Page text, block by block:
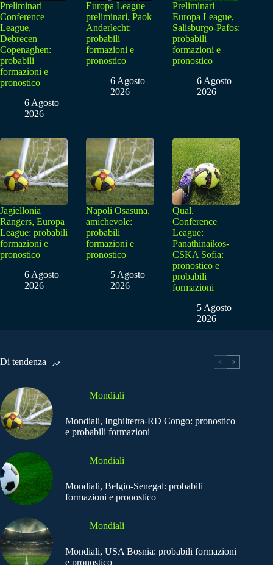
Preliminari
Conference
League,
Debrecen
Copenaghen:
probabili
formazioni e
pronostico
6 Agosto
2026
Europa League
preliminari, Paok
Anderlecht:
probabili
formazioni e
pronostico
6 Agosto
2026
Preliminari
Europa League,
Salisburgo-Pafos:
probabili
formazioni e
pronostico
6 Agosto
2026
Jagiellonia
Rangers, Europa
League: probabili
formazioni e
pronostico
6 Agosto
2026
Napoli Osasuna,
amichevole:
probabili
formazioni e
pronostico
5 Agosto
2026
Qual.
Conference
League:
Panathinaikos-
CSKA Sofia:
pronostico e
probabili
formazioni
5 Agosto
2026
Di tendenza
Mondiali
Mondiali, Inghilterra-RD Congo: pronostico
e probabili formazioni
Mondiali
Mondiali, Belgio-Senegal: probabili
formazioni e pronostico
Mondiali
Mondiali, USA Bosnia: probabili formazioni
e pronostico